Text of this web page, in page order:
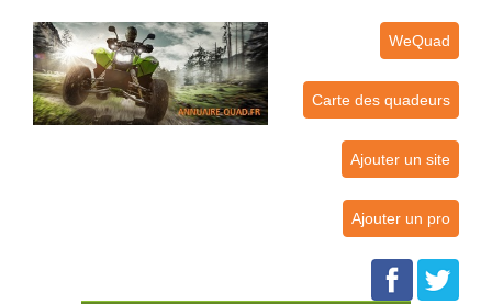
WeQuad
Carte des quadeurs
Ajouter un site
Ajouter un pro